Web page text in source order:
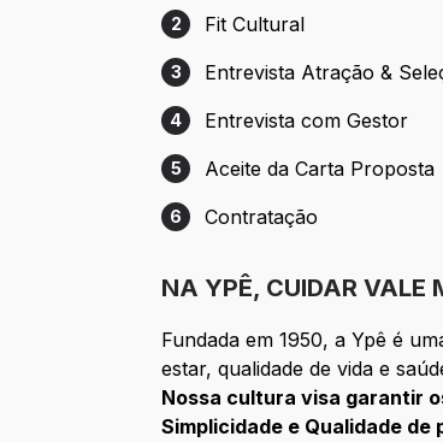
Etapa 2: Fit Cultural
2 Fit Cultural
Etapa 3: Entrevista Atração &
3 Entrevista Atração &
Etapa 4: Entrevista com Gestor
4 Entrevista com Gestor
Etapa 5: Aceite da Carta
5 Aceite da Carta Proposta
Etapa 6: Contratação
6 Contratação
NA YPÊ, CUIDAR VALE
Fundada em 1950, a Ypê é
estar, qualidade de vida e
Nossa cultura visa garantir
Simplicidade e Qualidade de